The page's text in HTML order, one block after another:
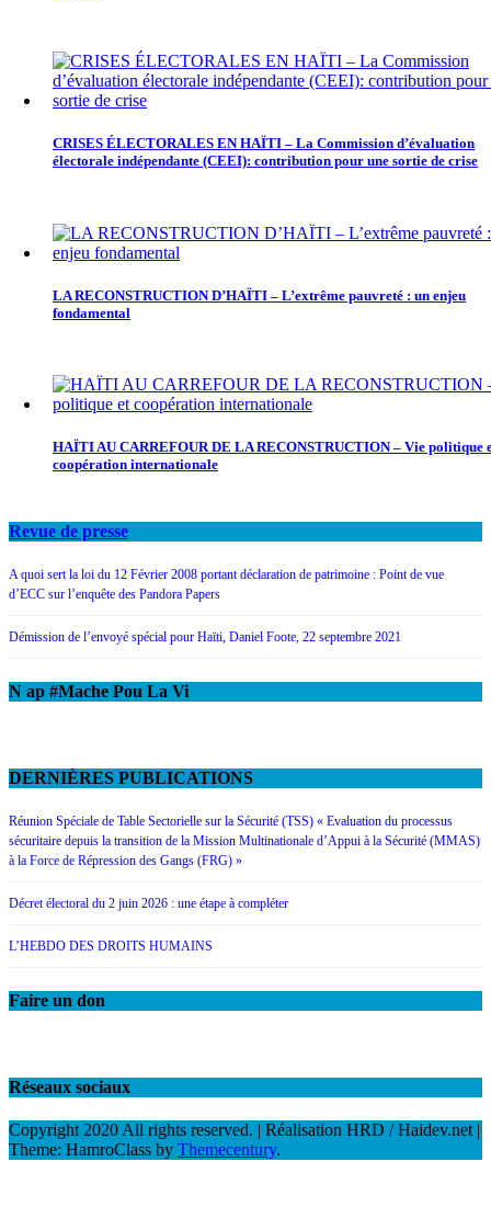
CRISES ÉLECTORALES EN HAÏTI – La Commission d’évaluation
électorale indépendante (CEEI): contribution pour une sortie de crise
LA RECONSTRUCTION D’HAÏTI – L’extrême pauvreté : un enjeu
fondamental
HAÏTI AU CARREFOUR DE LA RECONSTRUCTION – Vie politique
coopération internationale
Revue de presse
A quoi sert la loi du 12 Février 2008 portant déclaration de patrimoine : Point de vue
d’ECC sur l’enquête des Pandora Papers
Démission de l’envoyé spécial pour Haïti, Daniel Foote, 22 septembre 2021
N ap #Mache Pou La Vi
DERNIÈRES PUBLICATIONS
Réunion Spéciale de Table Sectorielle sur la Sécurité (TSS) « Evaluation du processus
sécuritaire depuis la transition de la Mission Multinationale d’Appui à la Sécurité (MMAS)
à la Force de Répression des Gangs (FRG) »
Décret électoral du 2 juin 2026 : une étape à compléter
L’HEBDO DES DROITS HUMAINS
Faire un don
Réseaux sociaux
Copyright 2020 All rights reserved. | Réalisation HRD / Haidev.net |
Theme: HamroClass by Themecentury.